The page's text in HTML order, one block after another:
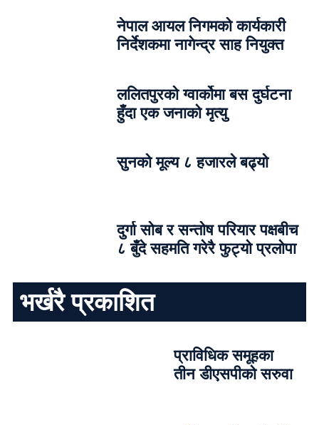
नेपाल आयल निगमको कार्यकारी
निर्देशकमा नागेन्द्र साह नियुक्त
ललितपुरको ग्वार्कोमा बस दुर्घटना
हुँदा एक जनाको मृत्यु
सुनको मूल्य ८ हजारले बढ्यो
दुर्गा सोब र सन्तोष परियार पक्षबीच
८ बुँदे सहमति गरेरै फुट्यो प्रलोपा
भर्खरै प्रकाशित
प्राविधिक समूहका
तीन डीएसपीको सरुवा